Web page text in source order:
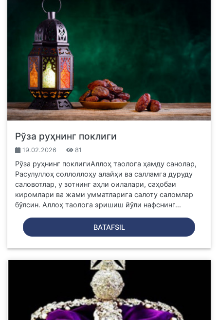
Рўза руҳнинг поклиги
19.02.2026 81
Рўза руҳнинг поклигиАллоҳ таолога ҳамду санолар,
Расулуллоҳ соллоллоҳу алайҳи ва салламга дуруду
саловотлар, у зотнинг аҳли оилалари, саҳобаи
киромлари ва жами умматларига салоту саломлар
бўлсин. Аллоҳ таолога эришиш йўли нафснинг...
BATAFSIL